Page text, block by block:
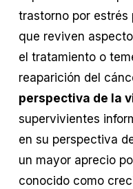
trastorno por estrés
que reviven
el tratamiento o
reaparición del
perspectiva de la
supervivientes
en su perspectiva
un mayor aprecio
conocido como